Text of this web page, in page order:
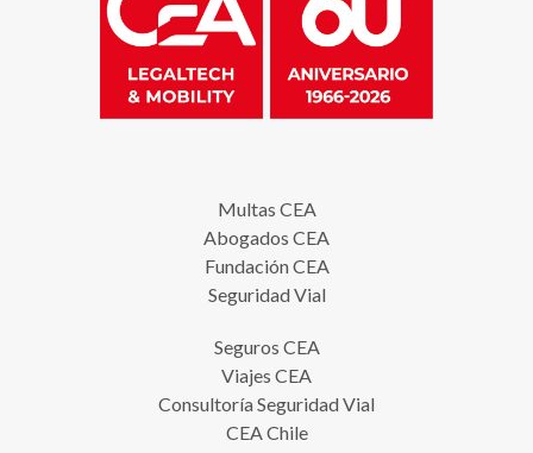
Multas CEA
Abogados CEA
Fundación CEA
Seguridad Vial
Seguros CEA
Viajes CEA
Consultoría Seguridad Vial
CEA Chile